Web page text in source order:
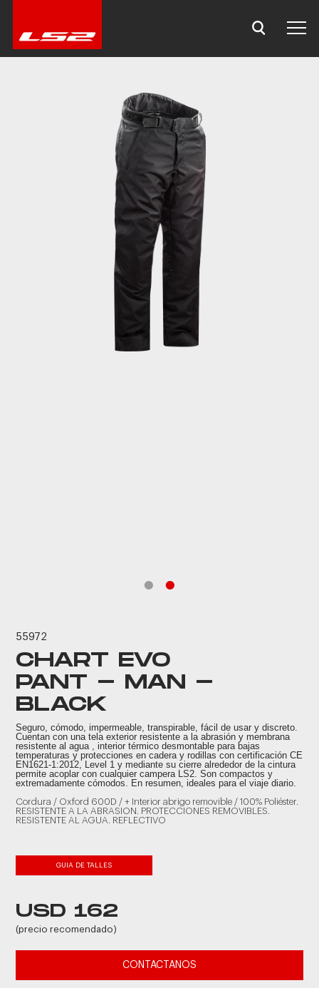
55972
CHART EVO
PANT - MAN -
BLACK
Seguro, cómodo, impermeable, transpirable, fácil de usar y discreto.
Cuentan con una tela exterior resistente a la abrasión y membrana
resistente al agua , interior térmico desmontable para bajas
temperaturas y protecciones en cadera y rodillas con certificación CE
EN1621-1:2012, Level 1 y mediante su cierre alrededor de la cintura
permite acoplar con cualquier campera LS2. Son compactos y
extremadamente cómodos. En resumen, ideales para el viaje diario.
Cordura / Oxford 600D / + Interior abrigo removible / 100% Poliéster.
RESISTENTE A LA ABRASION. PROTECCIONES REMOVIBLES.
RESISTENTE AL AGUA. REFLECTIVO
GUIA DE TALLES
USD 162
(precio recomendado)
CONTACTANOS